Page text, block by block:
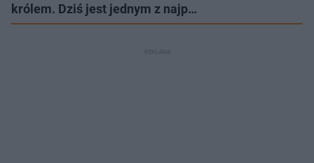
królem. Dziś jest jednym z najp…